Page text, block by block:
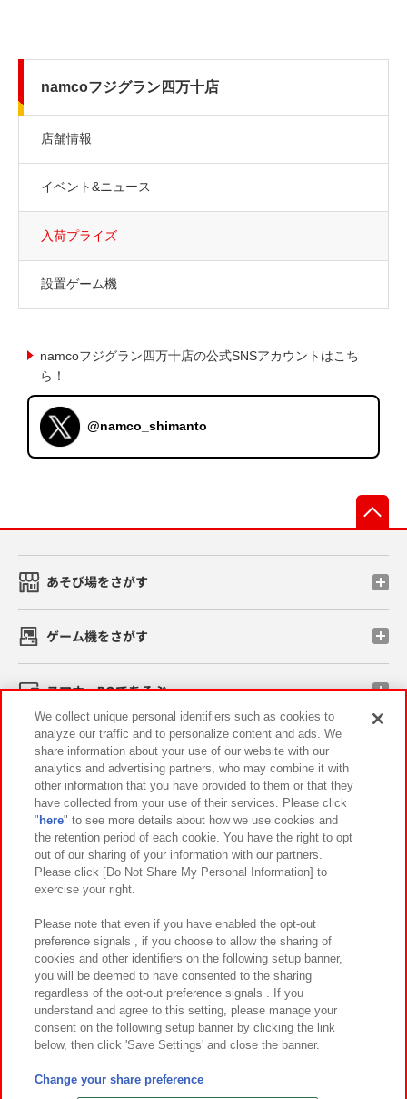
namcoフジグラン四万十店
店舗情報
イベント&ニュース
入荷プライズ
設置ゲーム機
namcoフジグラン四万十店の公式SNSアカウントはこち
ら！
@namco_shimanto
あそび場をさがす
ゲーム機をさがす
スマホ・PCであそぶ
イベント・キャンペーン
関連会社 サステナビリティ サイトポリシー
プライバシーポリシー ウェブアクセシビリティ方針と検証結果
お取引先さまとともに
カスタマーハラスメント対応方針 よくあるご質問・お問い合わせ
©Bandai Namco Amusement Inc.
©Bandai Namco Amusement Lab Inc.
We collect unique personal identifiers such as cookies to
analyze our traffic and to personalize content and ads. We
share information about your use of our website with our
analytics and advertising partners, who may combine it with
other information that you have provided to them or that they
have collected from your use of their services. Please click
" here" to see more details about how we use cookies and
the retention period of each cookie. You have the right to opt
out of our sharing of your information with our partners.
Please click [Do Not Share My Personal Information] to
exercise your right.
Please note that even if you have enabled the opt-out
preference signals , if you choose to allow the sharing of
cookies and other identifiers on the following setup banner,
you will be deemed to have consented to the sharing
regardless of the opt-out preference signals . If you
understand and agree to this setting, please manage your
consent on the following setup banner by clicking the link
below, then click 'Save Settings' and close the banner.
Change your share preference